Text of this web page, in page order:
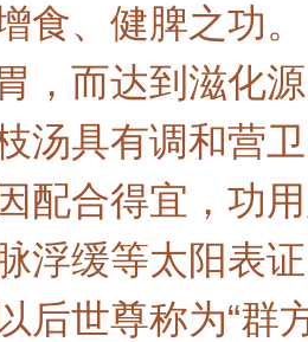
食、健脾之功
，而达到滋化
汤具有调和营
配合得宜，功
浮缓等太阳表
后世尊称为“群